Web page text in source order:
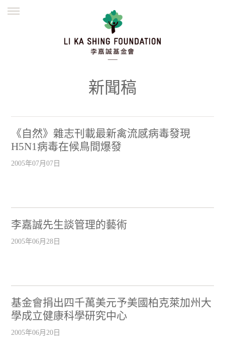
繁體
新聞稿
《自然》雜志刊載最新禽流感病毒發現
H5N1病毒在候鳥間爆發
2005年07月07日
李嘉誠先生談管理的藝術
2005年06月28日
基金會捐出四千萬美元予美國柏克萊加州大
學成立健康科學研究中心
2005年06月20日